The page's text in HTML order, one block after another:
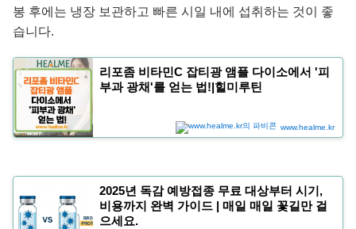
봉 후에는 냉장 보관하고 빠른 시일 내에 섭취하는 것이 좋
습니다.
리포좀 비타민C 잡티광 앰플 다이소에서 '피
부과 광채'를 얻는 법!|힐미루틴
www.healme.kr
2025년 독감 예방접종 무료 대상부터 시기,
비용까지 완벽 가이드 | 매일 매일 꽃길만 걸
으세요.